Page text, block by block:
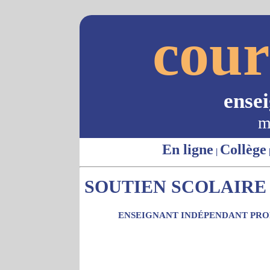
En ligne | Collège
SOUTIEN
ENSEIGNANT INDÉPENDANT